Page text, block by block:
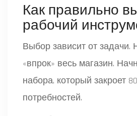
Как правильно
рабочий
Выбор зависит от задачи.
«впрок» весь магазин.
набора, который закроет
потребностей.